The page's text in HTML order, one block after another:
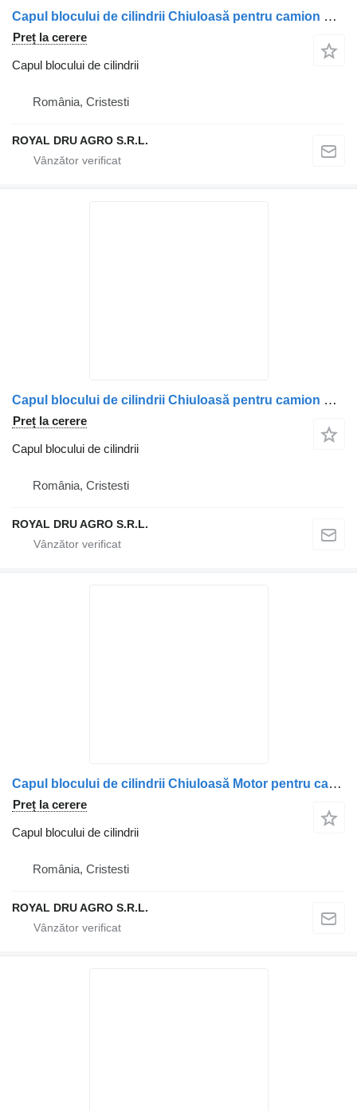
Capul blocului de cilindrii Chiuloasă pentru camion Scania 1522361/1743125/1804716/1908204/1924437/2005280/1483900/570121/1938801/2128882/1912794/1909204
Preț la cerere
Capul blocului de cilindrii
România, Cristesti
ROYAL DRU AGRO S.R.L.
Capul blocului de cilindrii Chiuloasă pentru camion Scania pentru motor diesel – piese de schimb și reparații
Preț la cerere
Capul blocului de cilindrii
România, Cristesti
ROYAL DRU AGRO S.R.L.
Capul blocului de cilindrii Chiuloasă Motor pentru camion Scania 1825071 15450 – Piese Auto Recondiționate
Preț la cerere
Capul blocului de cilindrii
România, Cristesti
ROYAL DRU AGRO S.R.L.